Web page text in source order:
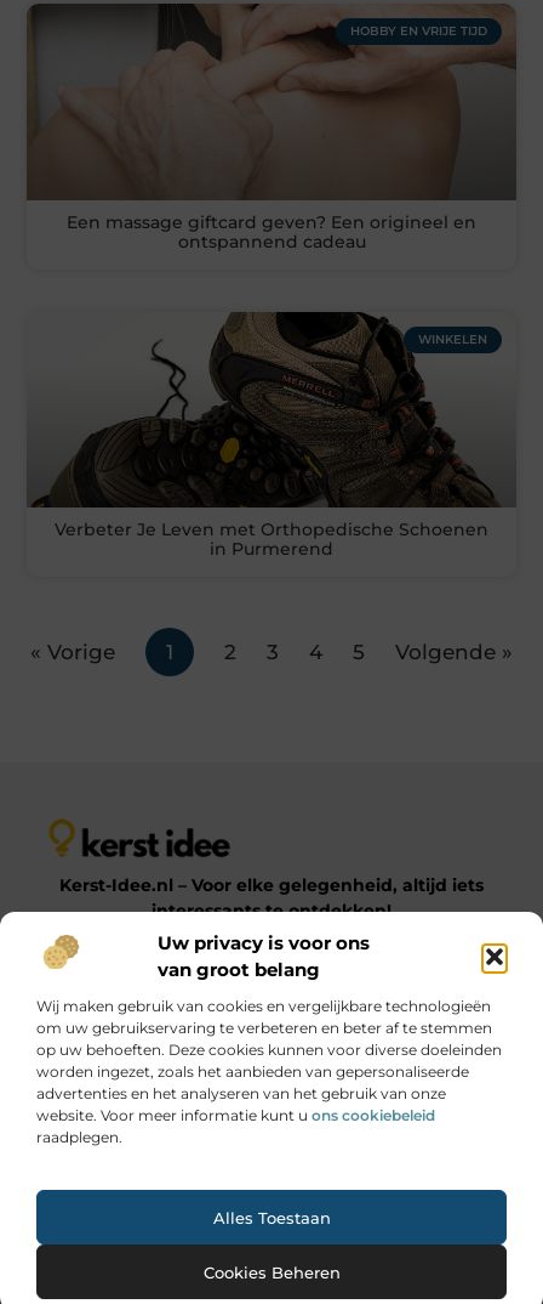
Uw privacy is voor ons
van groot belang
Wij maken gebruik van cookies en vergelijkbare technologieën
om uw gebruikservaring te verbeteren en beter af te stemmen
op uw behoeften. Deze cookies kunnen voor diverse doeleinden
worden ingezet, zoals het aanbieden van gepersonaliseerde
advertenties en het analyseren van het gebruik van onze
website. Voor meer informatie kunt u ons cookiebeleid
raadplegen.
Alles Toestaan
Cookies Beheren
HOBBY EN VRIJE TIJD
Een massage giftcard geven? Een origineel en
ontspannend cadeau
WINKELEN
Verbeter Je Leven met Orthopedische Schoenen
in Purmerend
« Vorige 1 2 3 4 5 Volgende »
Kerst-Idee.nl – Voor elke gelegenheid, altijd iets
interessants te ontdekken!
Op Kerst-Idee.nl vind je een gevarieerde verzameling
blogs en artikelen over uiteenlopende onderwerpen.
Van praktische tips tot inspirerende ideeën – laat je
verrassen door onze diverse en informatieve content!
Onze informatie
Cookiebeleid (EU)
@2025 www.kerst-idee.nl. All Right Reserved.